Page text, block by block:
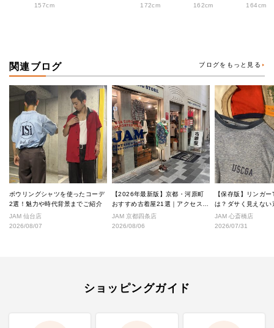
157cm
172cm
162cm
164cm
関連ブログ ブログをもっと見る
ボウリングシャツを使ったコーデ
2選！魅力や時代背景までご紹介
JAM 仙台店
2026/08/07
【2026年最新版】京都・河原町
おすすめ古着屋21選｜アクセス良
好な絶対行くべきショップ厳選！
JAM 京都四条店
2026/08/06
【保存版】リンガ
は？ダサく見えない
なし完全ガイド
JAM 心斎橋店
2026/07/31
ショッピングガイド